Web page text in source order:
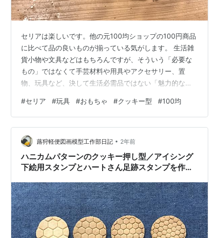
セリアは楽しいです。他の元100均ショップの100円商品
に比べて品の良いものが揃っている気がします。 生活雑
貨小物や文具などはもちろんですが、そういう「必要な
もの」ではなくて手芸材料や用具やアクセサリー、置
物、玩具など、決して生活必需品ではない「魅力的なも
ます。 良く見たら他の元100均ショップにも同じような
ものがありそうですが、100円では手に入らないことも多
く、それがセリアの魅力です。 などと言いながら、また
ふらふらと、いらないおもちゃを買ってしまいました。
これらは他の元100均でも売られてるかも……とは思いま
したが、ディスプレイの位置と…
#セリア #玩具 #おもちゃ #クッキー型 #100均
蕗狩軽便図画模型工作部日記 • 2年前
ハニカムパターンのクッキー押し型／アイシング
下絵用スタンプとハートさん足跡スタンプを作り